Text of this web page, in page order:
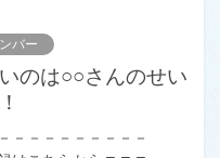
バー
－－－－－－－－－